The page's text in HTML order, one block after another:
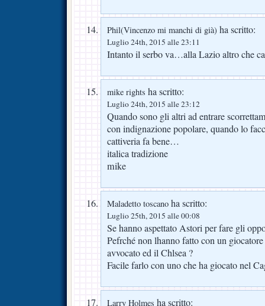
Phil(Vincenzo mi manchi di già) ha scritto:
Luglio 24th, 2015 alle 23:11
Intanto il serbo va…alla Lazio altro che
mike rights ha scritto:
Luglio 24th, 2015 alle 23:12
Quando sono gli altri ad entrare
con indignazione popolare, quando lo
cattiveria fa bene…
italica tradizione
mike
Maladetto toscano ha scritto:
Luglio 25th, 2015 alle 00:08
Se hanno aspettato Astori per fare gli
Pefrché non lhanno fatto con un
avvocato ed il Chlsea ?
Facile farlo con uno che ha giocato nel
Larry Holmes ha scritto: